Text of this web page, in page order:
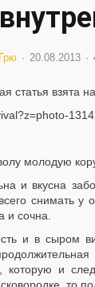
Грю 20.08.2013
статья взята
молодую
и вкусна
снимать у
и сочна.
и в сыром
которую и